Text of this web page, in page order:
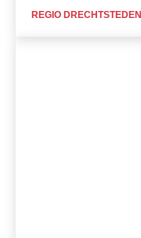
REGIO DRECHTSTEDEN